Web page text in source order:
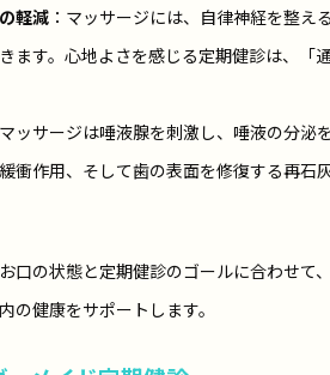
軽減 ：マッサージには、自律神経を整
ます。心地よさを感じる定期健診は、「
マッサージは唾液腺を刺激し、唾液の分
衝作用、そして歯の表面を修復する再石
口の状態と定期健診のゴールに合わせて
の健康をサポートします。